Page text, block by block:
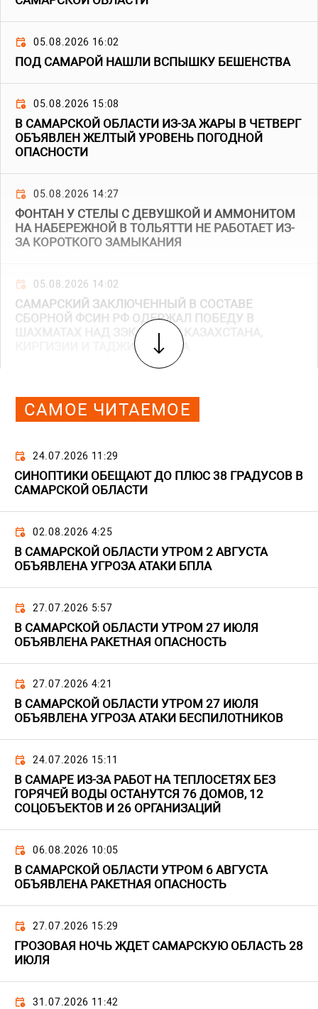
05.08.2026 16:02
ПОД САМАРОЙ НАШЛИ ВСПЫШКУ БЕШЕНСТВА
05.08.2026 15:08
В САМАРСКОЙ ОБЛАСТИ ИЗ-ЗА ЖАРЫ В ЧЕТВЕРГ
ОБЪЯВЛЕН ЖЕЛТЫЙ УРОВЕНЬ ПОГОДНОЙ
ОПАСНОСТИ
05.08.2026 14:27
ФОНТАН У СТЕЛЫ С ДЕВУШКОЙ И АММОНИТОМ
НА НАБЕРЕЖНОЙ В ТОЛЬЯТТИ НЕ РАБОТАЕТ ИЗ-
ЗА КОРОТКОГО ЗАМЫКАНИЯ
05.08.2026 14:02
САМАРСКИЙ ЗАКЛЮЧЕННЫЙ В СОСТАВЕ
СБОРНОЙ ФСИН РФ ОДЕРЖАЛ ПОБЕДУ В
ШАХМАТАХ НАД ЗЭКАМИ ИЗ КАЗАХСТАНА,
КИРГИЗИИ И ТАДЖИКИСТАНА
САМОЕ ЧИТАЕМОЕ
24.07.2026 11:29
СИНОПТИКИ ОБЕЩАЮТ ДО ПЛЮС 38 ГРАДУСОВ В
САМАРСКОЙ ОБЛАСТИ
02.08.2026 4:25
В САМАРСКОЙ ОБЛАСТИ УТРОМ 2 АВГУСТА
ОБЪЯВЛЕНА УГРОЗА АТАКИ БПЛА
27.07.2026 5:57
В САМАРСКОЙ ОБЛАСТИ УТРОМ 27 ИЮЛЯ
ОБЪЯВЛЕНА РАКЕТНАЯ ОПАСНОСТЬ
27.07.2026 4:21
В САМАРСКОЙ ОБЛАСТИ УТРОМ 27 ИЮЛЯ
ОБЪЯВЛЕНА УГРОЗА АТАКИ БЕСПИЛОТНИКОВ
24.07.2026 15:11
В САМАРЕ ИЗ-ЗА РАБОТ НА ТЕПЛОСЕТЯХ БЕЗ
ГОРЯЧЕЙ ВОДЫ ОСТАНУТСЯ 76 ДОМОВ, 12
СОЦОБЪЕКТОВ И 26 ОРГАНИЗАЦИЙ
06.08.2026 10:05
В САМАРСКОЙ ОБЛАСТИ УТРОМ 6 АВГУСТА
ОБЪЯВЛЕНА РАКЕТНАЯ ОПАСНОСТЬ
27.07.2026 15:29
ГРОЗОВАЯ НОЧЬ ЖДЕТ САМАРСКУЮ ОБЛАСТЬ 28
ИЮЛЯ
31.07.2026 11:42